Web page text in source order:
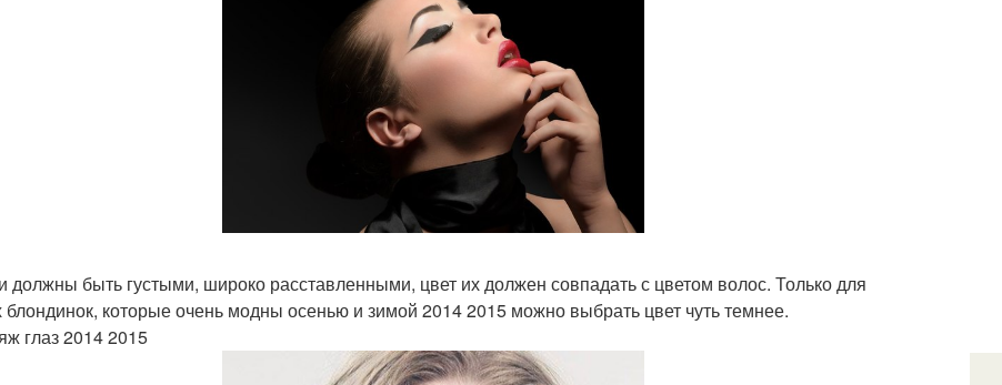
должны быть густыми, широко расставленными, цвет их должен совпадать с цветом волос. Только для
блондинок, которые очень модны осенью и зимой 2014 2015 можно выбрать цвет чуть темнее.
глаз 2014 2015